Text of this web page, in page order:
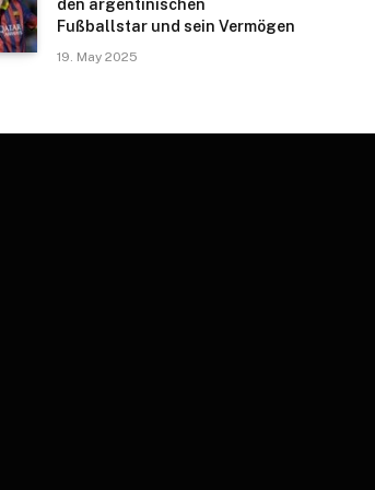
den argentinischen
Fußballstar und sein Vermögen
19. May 2025